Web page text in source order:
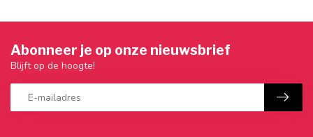
Abonneer je op onze nieuwsbrief
Blijft op de hoogte!